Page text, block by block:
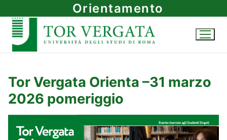
al
contenuto
Orientamento
Tor Vergata Orienta –31 marzo
2026 pomeriggio